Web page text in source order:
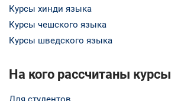
Курсы хинди языка
Курсы чешского языка
Курсы шведского языка
На кого рассчитаны курсы